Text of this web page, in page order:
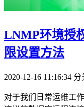
LNMP环境授
限设置方法
2020-12-16 11:16:34 分
对于我们日常运维工